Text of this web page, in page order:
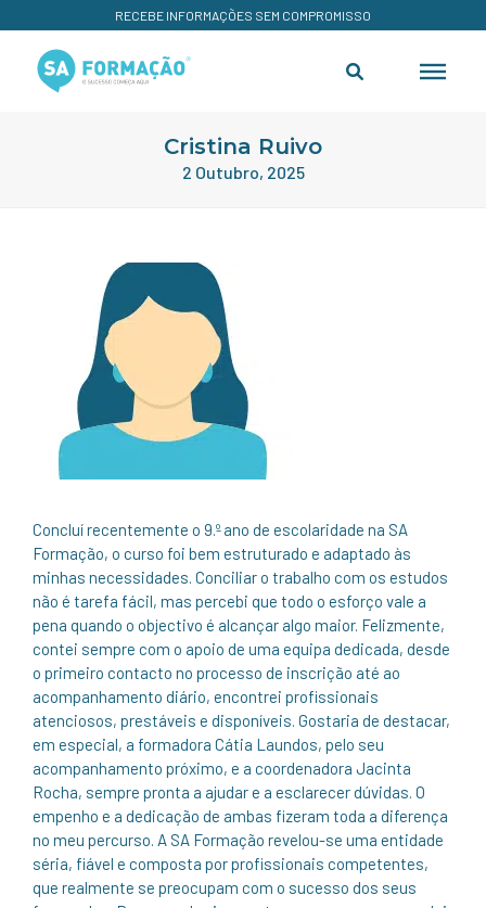
RECEBE INFORMAÇÕES SEM COMPROMISSO
Cristina Ruivo
2 Outubro, 2025
Concluí recentemente o 9.º ano de escolaridade na SA
Formação, o curso foi bem estruturado e adaptado às
minhas necessidades. Conciliar o trabalho com os estudos
não é tarefa fácil, mas percebi que todo o esforço vale a
pena quando o objectivo é alcançar algo maior. Felizmente,
contei sempre com o apoio de uma equipa dedicada, desde
o primeiro contacto no processo de inscrição até ao
acompanhamento diário, encontrei profissionais
atenciosos, prestáveis e disponíveis. Gostaria de destacar,
em especial, a formadora Cátia Laundos, pelo seu
acompanhamento próximo, e a coordenadora Jacinta
Rocha, sempre pronta a ajudar e a esclarecer dúvidas. O
empenho e a dedicação de ambas fizeram toda a diferença
no meu percurso. A SA Formação revelou-se uma entidade
séria, fiável e composta por profissionais competentes,
que realmente se preocupam com o sucesso dos seus